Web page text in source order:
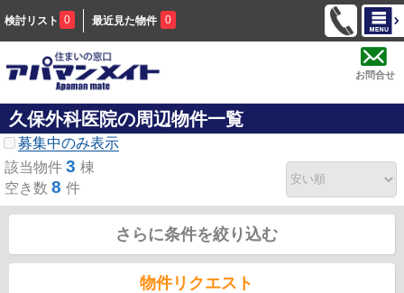
検討リスト 0 最近見た物件 0
お問合せ
久保外科医院の周辺物件一覧
募集中のみ表示
該当物件 3 棟
空き数 8 件
さらに条件を絞り込む
物件リクエスト